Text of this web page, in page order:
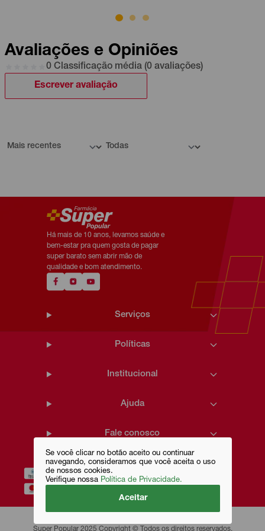
Se você clicar no botão aceito ou continuar
navegando, consideramos que você aceita o uso
de nossos cookies.
Verifique nossa Política de Privacidade.
Aceitar
Avaliações e Opiniões
0 Classificação média (0 avaliações)
Escrever avaliação
Há mais de 10 anos, levamos saúde e
bem-estar pra quem gosta de pagar
super barato sem abrir mão de
qualidade e bom atendimento.
Serviços
Políticas
Institucional
Ajuda
Fale conosco
Super Popular 2025 Copyright © Todos os direitos reservados.